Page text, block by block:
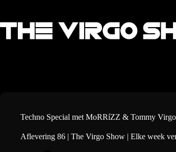
de
Techno Special met MoRRíZZ & Tommy Virgo
Aflevering 86 | The Virgo Show | Elke week